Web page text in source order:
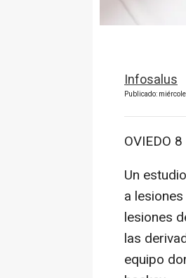
Infosalus
Publicado:
OVIEDO
Un
a
lesiones
las
equipo